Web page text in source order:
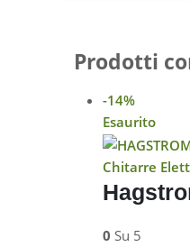
Prodotti
-14%
Esaurito
Chitarre
0 Su 5